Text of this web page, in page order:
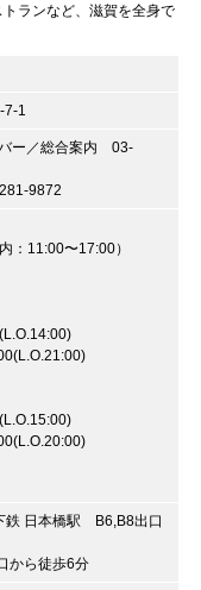
ランなど、滋賀を全身で
1
ー／総合案内 03-
9872
：11:00〜17:00）
鉄 日本橋駅 B6,B8出口
から徒歩6分